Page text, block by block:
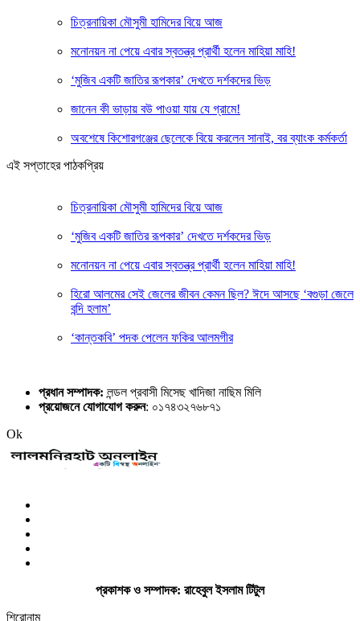
চিত্রনায়িকা মৌসুমী হামিদের বিয়ে আজ
মনোনয়ন না পেয়ে এবার স্বতন্ত্র প্রার্থী হলেন মাহিয়া মাহি!
‘মুজিব একটি জাতির রূপকার’ দেখতে দর্শকদের ভিড়
জানেন কী ভাড়ায় বউ পাওয়া যায় যে গ্রামে!
অবশেষে কিশোরগঞ্জের ছেলেকে বিয়ে করলেন সানাই, বর ব্যাংক কর্মকর্তা
এই সপ্তাহের পাঠকপ্রিয়
চিত্রনায়িকা মৌসুমী হামিদের বিয়ে আজ
‘মুজিব একটি জাতির রূপকার’ দেখতে দর্শকদের ভিড়
মনোনয়ন না পেয়ে এবার স্বতন্ত্র প্রার্থী হলেন মাহিয়া মাহি!
হিরো আলমের সেই জেলের জীবন কেমন ছিল? ঈদে আসছে ‘বগুড়া জেলে
বন্দি হলাম’
‘কান্তকবি’ পদক পেলেন ফকির আলমগীর
প্রধান সম্পাদক: লন্ডল প্রবাসী মিসেছ খাদিজা নাছিম মিলি
প্রয়োজনে যোগাযোগ করুন: ০১৭৪৩২৭৬৮৭১
Ok
প্রকাশক ও সম্পাদক: রাহেবুল ইসলাম টিটুল
শিরোনাম